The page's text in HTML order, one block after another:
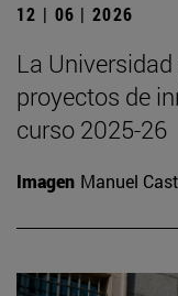
12 | 06 | 2026
La
proyectos de
curso 2025-26
Imagen Manuel